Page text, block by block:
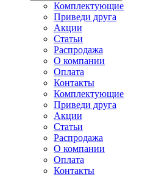
Комплектующие
Приведи друга
Акции
Статьи
Распродажа
О компании
Оплата
Контакты
Комплектующие
Приведи друга
Акции
Статьи
Распродажа
О компании
Оплата
Контакты